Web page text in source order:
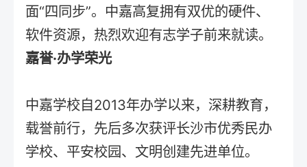
面“四同步”。中嘉高复拥有双优的硬件、
软件资源，热烈欢迎有志学子前来就读。
嘉誉·办学荣光
中嘉学校自2013年办学以来，深耕教育，
载誉前行，先后多次获评长沙市优秀民办
学校、平安校园、文明创建先进单位。